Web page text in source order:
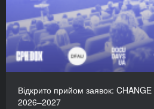
Відкрито прийом заявок: CHANGE
2026–2027